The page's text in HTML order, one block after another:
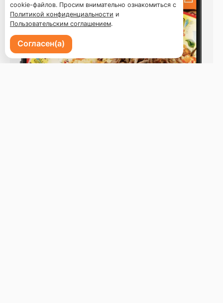
cookie-файлов. Просим внимательно ознакомиться с
Политикой конфиденциальности и
Пользовательским соглашением.
Согласен(а)